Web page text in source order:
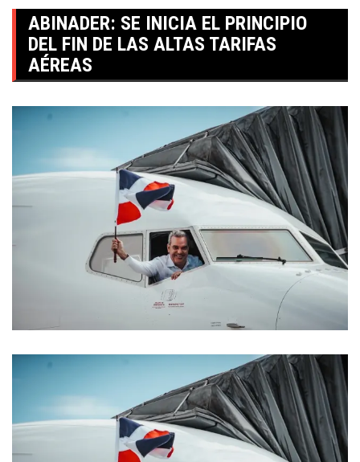
ABINADER: SE INICIA EL PRINCIPIO
DEL FIN DE LAS ALTAS TARIFAS
AÉREAS